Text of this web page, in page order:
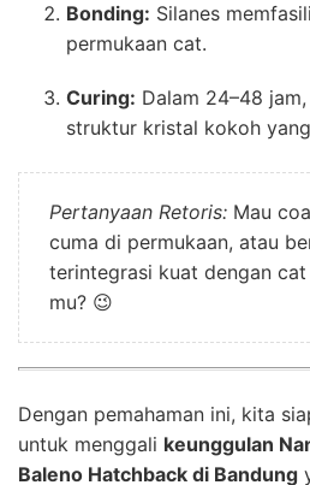
Bonding: Silanes
permukaan cat.
Curing: Dalam 24–48
struktur kristal kokoh
Pertanyaan Retoris: Mau
cuma di permukaan, atau
terintegrasi kuat dengan
mu? 😉
Dengan pemahaman ini, kita
untuk menggali keunggulan
Baleno Hatchback di Bandung